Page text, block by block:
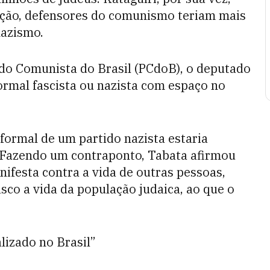
defensores do comunismo teriam mais
Comunista do Brasil (PCdoB), o deputado
fascista ou nazista com espaço no
de um partido nazista estaria
um contraponto, Tabata afirmou
contra a vida de outras pessoas,
a vida da população judaica, ao que o
no Brasil”